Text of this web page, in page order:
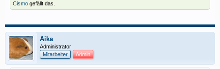
Cismo gefällt das.
Aika
Administrator
Mitarbeiter
Admin